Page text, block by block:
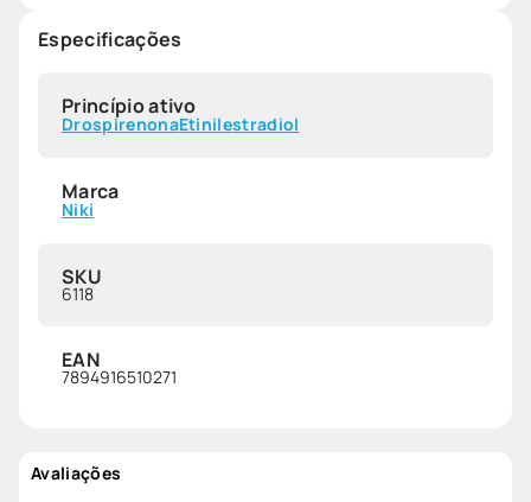
Especificações
Princípio ativo
DrospirenonaEtinilestradiol
Marca
Niki
SKU
6118
EAN
7894916510271
Avaliações